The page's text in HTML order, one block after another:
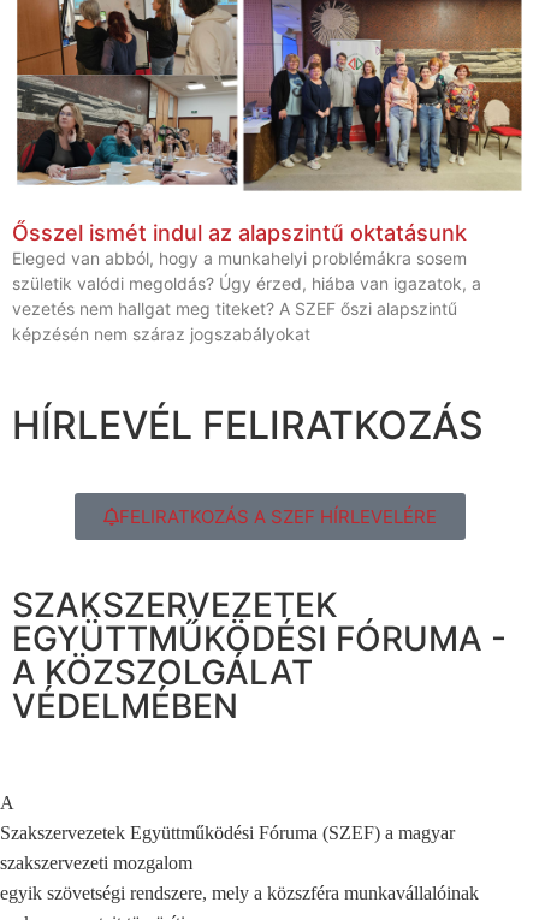
Ősszel ismét indul az alapszintű oktatásunk
Eleged van abból, hogy a munkahelyi problémákra sosem
születik valódi megoldás? Úgy érzed, hiába van igazatok, a
vezetés nem hallgat meg titeket? A SZEF őszi alapszintű
képzésén nem száraz jogszabályokat
HÍRLEVÉL FELIRATKOZÁS
FELIRATKOZÁS A SZEF HÍRLEVELÉRE
SZAKSZERVEZETEK
EGYÜTTMŰKÖDÉSI FÓRUMA -
A KÖZSZOLGÁLAT
VÉDELMÉBEN
A
Szakszervezetek Együttműködési Fóruma (SZEF) a magyar
szakszervezeti mozgalom
egyik szövetségi rendszere, mely a közszféra munkavállalóinak